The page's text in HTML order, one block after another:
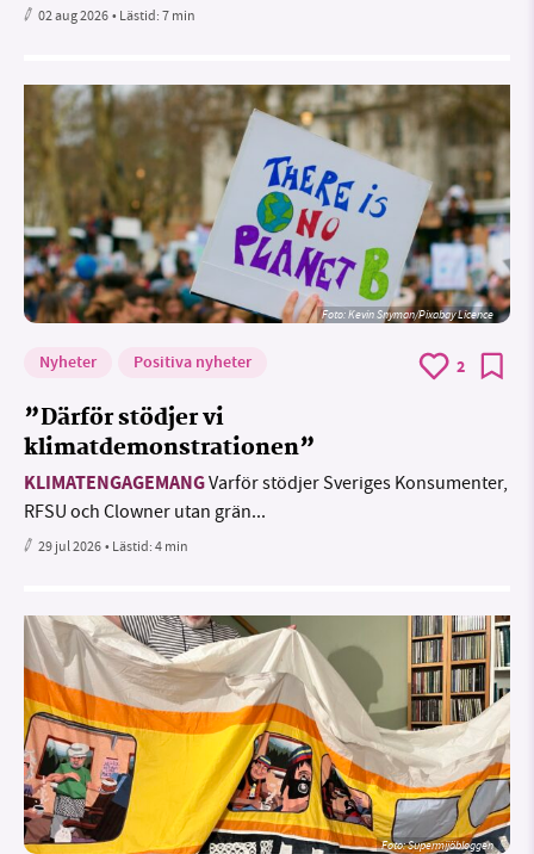
02 aug 2026• Lästid:7 min
Foto:Kevin Snyman/Pixabay Licence
Nyheter Positiva nyheter 2
”Därför stödjer vi
klimatdemonstrationen”
KLIMATENGAGEMANGVarför stödjer Sveriges Konsumenter,
RFSU och Clowner utan grän...
29 jul 2026• Lästid:4 min
Foto: Supermijöbloggen